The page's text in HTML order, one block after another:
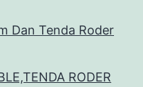
Dan Tenda Roder
RODER